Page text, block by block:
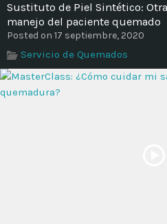
Validating
Architectures In
Time
Sustituto de Piel Sintético:
manejo del paciente quemado
Posted on 17 septiembre, 2020
Servicio de Quemados